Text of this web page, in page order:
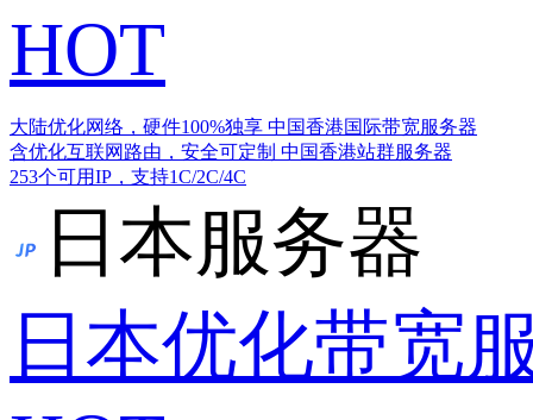
HOT
大陆优化网络，硬件100%独享 中国香港国际带宽服务器
含优化互联网路由，安全可定制 中国香港站群服务器
253个可用IP，支持1C/2C/4C
日本服务器
日本优化带宽